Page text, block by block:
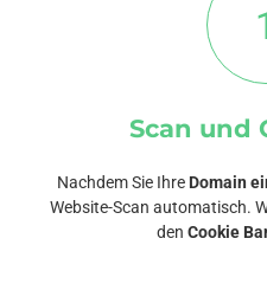
Scan und
Nachdem Sie Ihre Domain
Website-Scan automatisch.
den Cookie